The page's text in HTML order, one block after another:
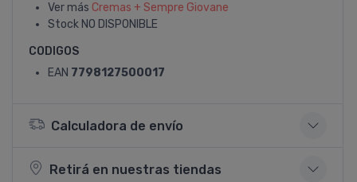
Ver más Cremas + Sempre Giovane
Stock NO DISPONIBLE
CODIGOS
EAN 7798127500017
Calculadora de envío
Retirá en nuestras tiendas